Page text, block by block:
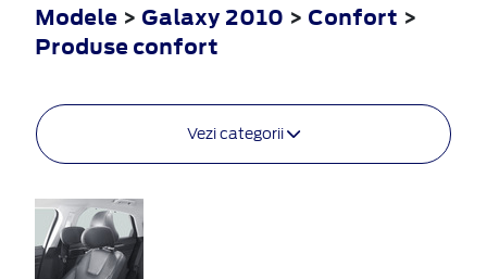
Modele > Galaxy 2010 > Confort >
Produse confort
Vezi categorii